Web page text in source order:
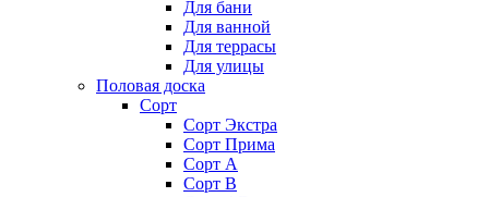
Для бани
Для ванной
Для террасы
Для улицы
Половая доска
Сорт
Сорт Экстра
Сорт Прима
Сорт А
Сорт В